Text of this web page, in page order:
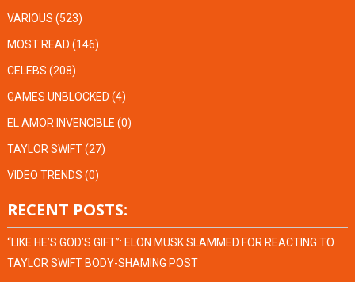
VARIOUS (523)
MOST READ (146)
CELEBS (208)
GAMES UNBLOCKED (4)
EL AMOR INVENCIBLE (0)
TAYLOR SWIFT(27)
VIDEO TRENDS (0)
RECENT POSTS:
“LIKE HE’S GOD’S GIFT”: ELON MUSK SLAMMED FOR REACTING TO
TAYLOR SWIFT BODY-SHAMING POST